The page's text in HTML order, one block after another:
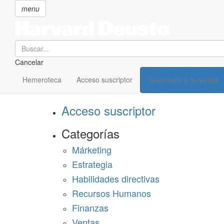
menu
Search
Cancelar
Hemeroteca Acceso suscriptor Suscríbete a la revista
SECCIONES
Suscríbete a Harvard Deusto
Acceso suscriptor
Categorías
Márketing
Estrategia
Habilidades directivas
Recursos Humanos
Finanzas